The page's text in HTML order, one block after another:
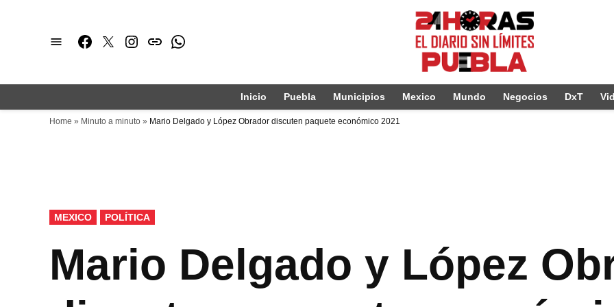
Facebook
TwitterInstagram
issuuWhatsapp
Inicio Puebla Municipios Mexico Mundo Negocios DxT
Home » Minuto a minuto » Mario Delgado y López Obrador discuten paquete económico 2021
PUBLICADO
EN
MEXICO POLÍTICA
Mario Delgado y López